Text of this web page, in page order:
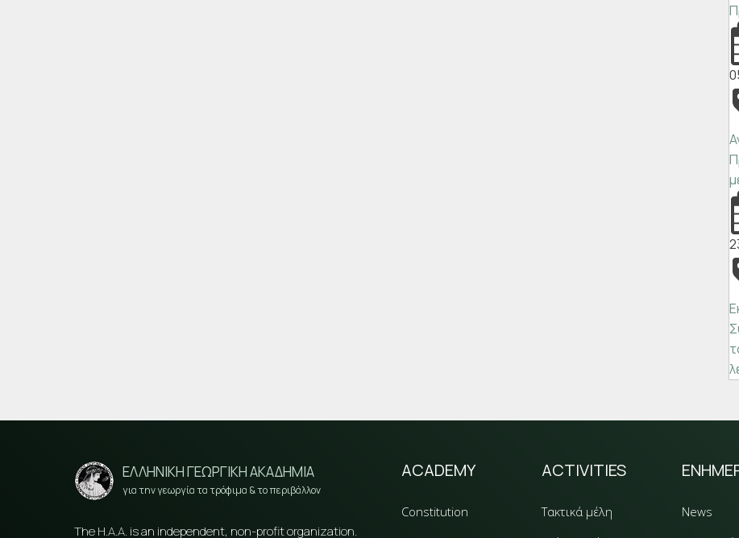
ΕΛΛΗΝΙΚΗ ΓΕΩΡΓΙΚΗ ΑΚΑΔΗΜΙΑ
για την γεωργία τα τρόφιμα & το περιβάλλον
The H.A.A. is an independent, non-profit organization.
ACADEMY
Constitution
ACTIVITIES
Τακτικά μέλη
News